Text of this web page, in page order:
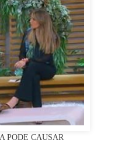
PODE CAUSAR